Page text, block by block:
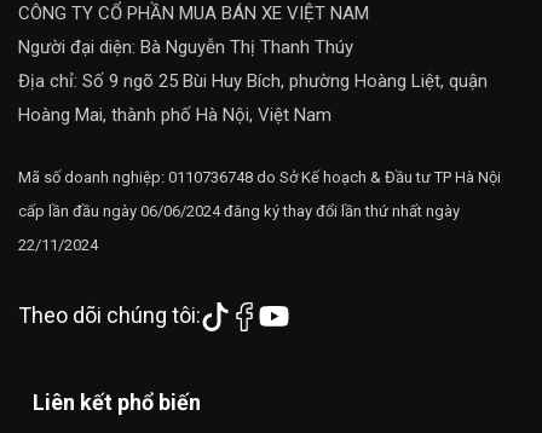
CÔNG TY CỔ PHẦN MUA BÁN XE VIỆT NAM
Người đại diện: Bà Nguyễn Thị Thanh Thúy
Địa chỉ: Số 9 ngõ 25 Bùi Huy Bích, phường Hoàng Liệt, quận
Hoàng Mai, thành phố Hà Nội, Việt Nam
Mã số doanh nghiệp: 0110736748 do Sở Kế hoạch & Đầu tư TP Hà Nội
cấp lần đầu ngày 06/06/2024 đăng ký thay đổi lần thứ nhất ngày
22/11/2024
Theo dõi chúng tôi:
Liên kết phổ biến